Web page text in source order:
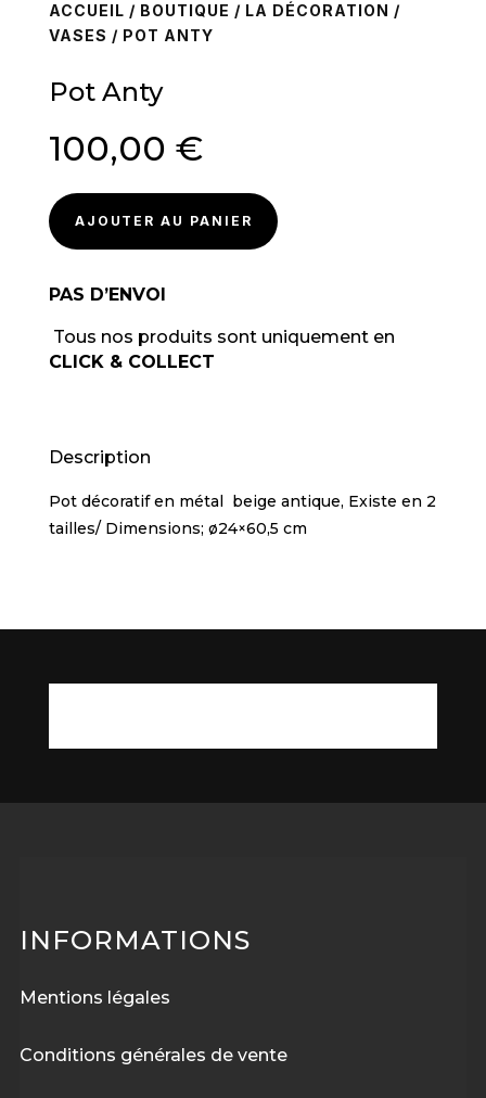
ACCUEIL / BOUTIQUE / LA DÉCORATION /
VASES / POT ANTY
Pot Anty
100,00 €
AJOUTER AU PANIER
PAS D’ENVOI
Tous nos produits sont uniquement en
CLICK & COLLECT
Description
Pot décoratif en métal beige antique, Existe en 2
tailles/ Dimensions; ø24×60,5 cm
INFORMATIONS
Mentions légales
Conditions générales de vente